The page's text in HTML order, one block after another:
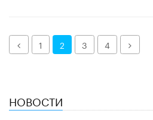
Назад1 2 3 4 Далее
НОВОСТИ